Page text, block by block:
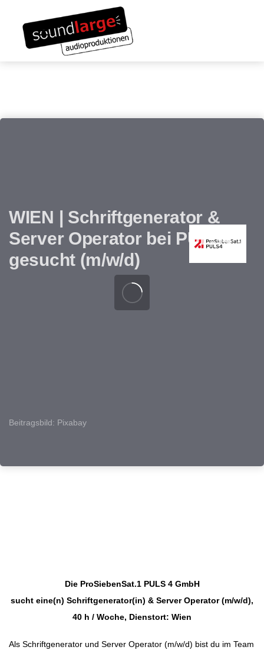
überspringen
Inhalt
springen
WIEN | Schriftgenerator &
Server Operator bei PULS4
gesucht (m/w/d)
Beitragsbild: Pixabay
Die ProSiebenSat.1 PULS 4 GmbH
sucht eine(n) Schriftgenerator(in) & Server Operator (m/w/d),
40 h / Woche, Dienstort: Wien
Als Schriftgenerator und Server Operator (m/w/d) bist du im Team